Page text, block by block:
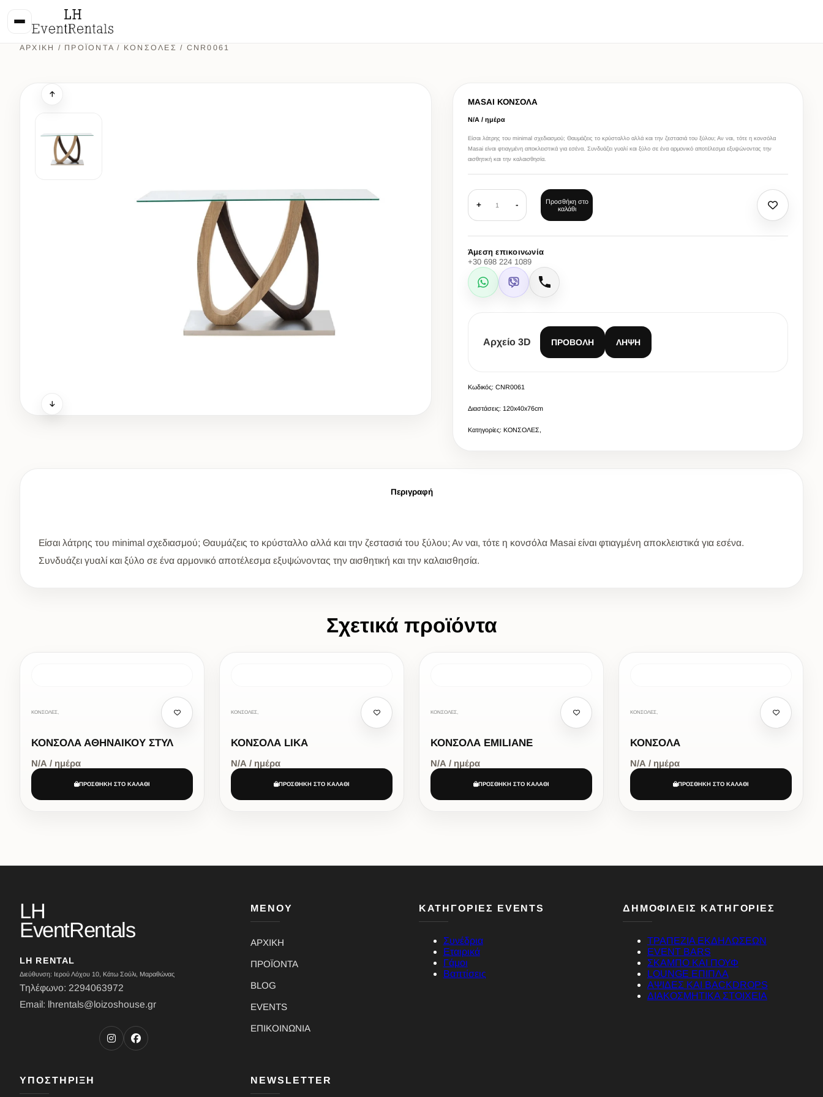
ΑΡΧΙΚΉ / ΠΡΟΪΌΝΤΑ/ ΚΟΝΣΟΛΕΣ / CNR0061
MASAI ΚΟΝΣΟΛΑ
Ν/Α / ημέρα
Είσαι λάτρης του minimal σχεδιασμού; Θαυμάζεις το κρύσταλλο αλλά και την ζεστασιά του ξύλου; Αν ναι, τότε η κονσόλα
Masai είναι φτιαγμένη αποκλειστικά για εσένα. Συνδυάζει γυαλί και ξύλο σε ένα αρμονικό αποτέλεσμα εξυψώνοντας την
αισθητική και την καλαισθησία.
+ 1 -
Προσθήκη στο
καλάθι
Άμεση επικοινωνία
+30 698 224 1089
WhatsApp
Viber Κλήση
Αρχείο 3D ΠΡΟΒΟΛΉ ΛΉΨΗ
Κωδικός: CNR0061
Διαστάσεις: 120x40x76cm
Κατηγορίες: ΚΟΝΣΟΛΕΣ,
Περιγραφή
Είσαι λάτρης του minimal σχεδιασμού; Θαυμάζεις το κρύσταλλο αλλά και την ζεστασιά του ξύλου; Αν ναι, τότε η κονσόλα Masai είναι φτιαγμένη αποκλειστικά για εσένα.
Συνδυάζει γυαλί και ξύλο σε ένα αρμονικό αποτέλεσμα εξυψώνοντας την αισθητική και την καλαισθησία.
Σχετικά προϊόντα
ΚΟΝΣΟΛΕΣ,
ΚΟΝΣΟΛΑ ΑΘΗΝΑΙΚΟΥ ΣΤΥΛ
Ν/Α / ημέρα
ΠΡΟΣΘΗΚΗ ΣΤΟ ΚΑΛΑΘΙ
ΚΟΝΣΟΛΕΣ,
ΚΟΝΣΟΛΑ LIKA
Ν/Α / ημέρα
ΠΡΟΣΘΗΚΗ ΣΤΟ ΚΑΛΑΘΙ
ΚΟΝΣΟΛΕΣ,
ΚΟΝΣΟΛΑ EMILIANE
Ν/Α / ημέρα
ΠΡΟΣΘΗΚΗ ΣΤΟ ΚΑΛΑΘΙ
ΚΟΝΣΟΛΕΣ,
ΚΟΝΣΟΛΑ
Ν/Α / ημέρα
ΠΡΟΣΘΗΚΗ ΣΤΟ ΚΑΛΑΘΙ
LH
EventRentals
LH RENTAL
Διεύθυνση: Ιερού Λόχου 10, Κάτω Σούλι, Μαραθώνας
Τηλέφωνο: 2294063972
Email: lhrentals@loizoshouse.gr
ΜΕΝΟΥ
ΑΡΧΙΚΗ
ΠΡΟΪΟΝΤΑ
BLOG
EVENTS
ΕΠΙΚΟΙΝΩΝΙΑ
ΚΑΤΗΓΟΡΙΕΣ EVENTS
Συνέδρια
Εταιρικά
Γάμοι
Βαπτίσεις
ΔΗΜΟΦΙΛΕΙΣ ΚΑΤΗΓΟΡΙΕΣ
ΤΡΑΠΕΖΙΑ ΕΚΔΗΛΩΣΕΩΝ
EVENT BARS
ΣΚΑΜΠΟ ΚΑΙ ΠΟΥΦ
LOUNGE ΕΠΙΠΛΑ
ΑΨΙΔΕΣ ΚΑΙ BACKDROPS
ΔΙΑΚΟΣΜΗΤΙΚΑ ΣΤΟΙΧΕΙΑ
ΥΠΟΣΤΗΡΙΞΗ NEWSLETTER